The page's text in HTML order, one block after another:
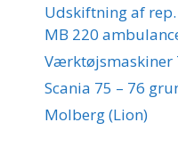
Udskiftning af
MB 220
Værktøjsmaskiner
Scania 75 – 76
Molberg (Lion)